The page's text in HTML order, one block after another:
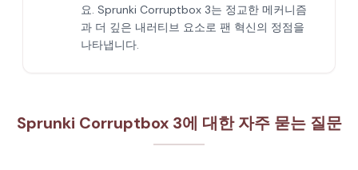
요. Sprunki Corruptbox 3는 정교한 메커니즘
과 더 깊은 내러티브 요소로 팬 혁신의 정점을
나타냅니다.
Sprunki Corruptbox 3에 대한 자주 묻는 질문